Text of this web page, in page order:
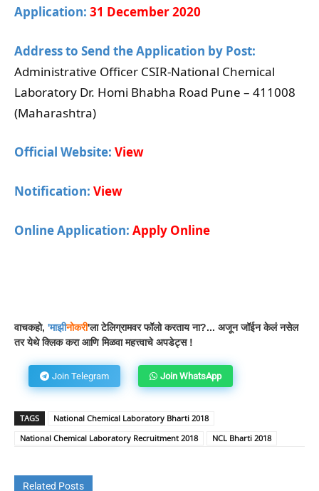
Application: 31 December 2020
Address to Send the Application by Post:
Administrative Officer CSIR-National Chemical
Laboratory Dr. Homi Bhabha Road Pune – 411008
(Maharashtra)
Official Website: View
Notification: View
Online Application: Apply Online
वाचकहो, 'माझीनोकरी'ला टेलिग्रामवर फॉलो करताय ना?... अजून जॉईन केलं नसेल
तर येथे क्लिक करा आणि मिळवा महत्त्वाचे अपडेट्स !
Join Telegram Join WhatsApp
TAGS
National Chemical Laboratory Bharti 2018
National Chemical Laboratory Recruitment 2018
NCL Bharti 2018
Related Posts